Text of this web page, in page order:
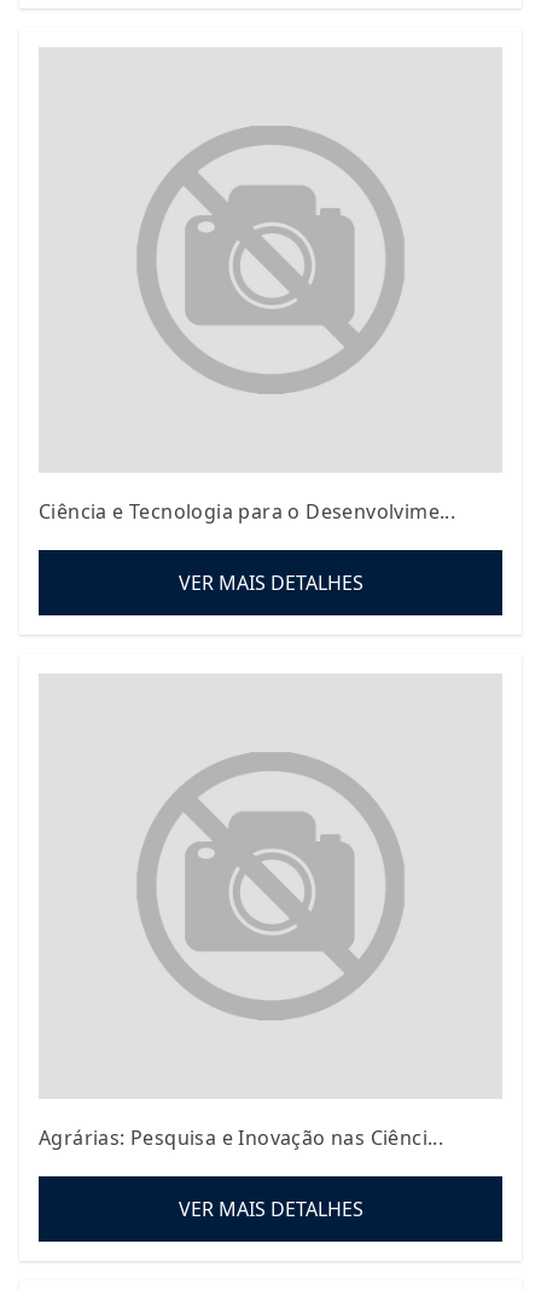
Ciência e Tecnologia para o Desenvolvime...
VER MAIS DETALHES
Agrárias: Pesquisa e Inovação nas Ciênci...
VER MAIS DETALHES